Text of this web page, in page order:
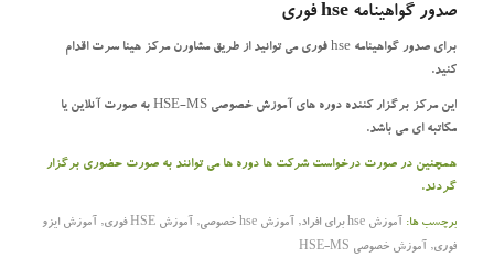
صدور گواهینامه hse فوری
برای صدور گواهینامه hse فوری می توانید از طریق مشاورن مرکز هینا سرت اقدام
کنید.
این مرکز برگزار کننده دوره های آموزش خصوصی HSE-MS به صورت آنلاین یا
مکاتبه ای می باشد.
همچنین در صورت درخواست شرکت ها دوره ها می توانند به صورت حضوری برگزار
گردند.
برچسب ها: آموزش hse برای افراد , آموزش hse خصوصی , آموزش HSE فوری , آموزش ایزو
فوری, آموزش خصوصی HSE-MS